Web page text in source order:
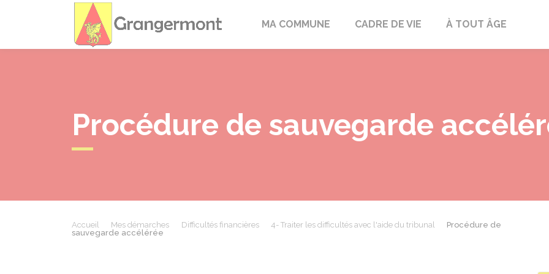
Grangermont
MA COMMUNE CADRE DE VIE À TOUT ÂGE
Procédure de sauvegarde
Accueil Mes démarches Difficultés financières 4- Traiter les difficultés avec l'aide du tribunal
Procédure de
sauvegarde accélérée